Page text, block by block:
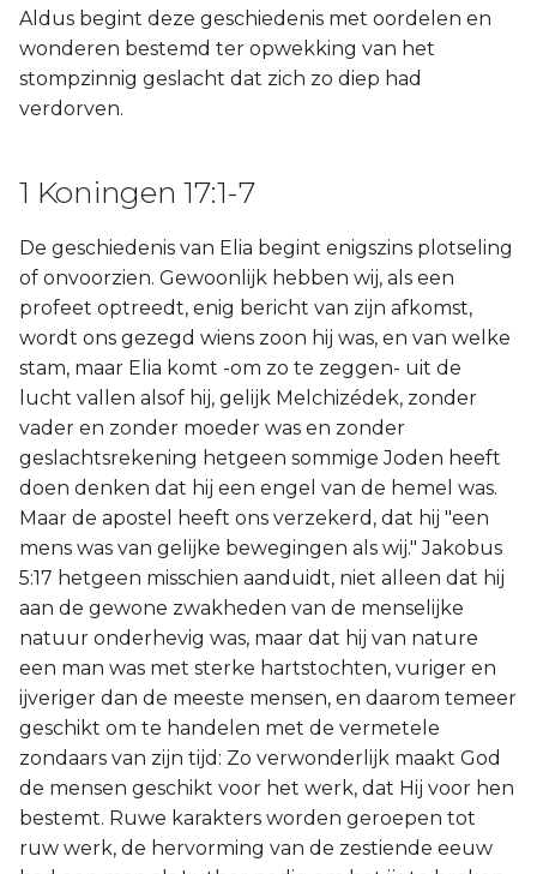
Aldus begint deze geschiedenis met oordelen en
wonderen bestemd ter opwekking van het
stompzinnig geslacht dat zich zo diep had
verdorven.
1 Koningen 17:1-7
De geschiedenis van Elia begint enigszins plotseling
of onvoorzien. Gewoonlijk hebben wij, als een
profeet optreedt, enig bericht van zijn afkomst,
wordt ons gezegd wiens zoon hij was, en van welke
stam, maar Elia komt -om zo te zeggen- uit de
lucht vallen alsof hij, gelijk Melchizédek, zonder
vader en zonder moeder was en zonder
geslachtsrekening hetgeen sommige Joden heeft
doen denken dat hij een engel van de hemel was.
Maar de apostel heeft ons verzekerd, dat hij "een
mens was van gelijke bewegingen als wij." Jakobus
5:17 hetgeen misschien aanduidt, niet alleen dat hij
aan de gewone zwakheden van de menselijke
natuur onderhevig was, maar dat hij van nature
een man was met sterke hartstochten, vuriger en
ijveriger dan de meeste mensen, en daarom temeer
geschikt om te handelen met de vermetele
zondaars van zijn tijd: Zo verwonderlijk maakt God
de mensen geschikt voor het werk, dat Hij voor hen
bestemt. Ruwe karakters worden geroepen tot
ruw werk, de hervorming van de zestiende eeuw